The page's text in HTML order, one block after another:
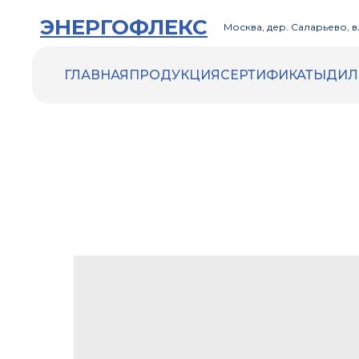
ЭНЕРГОФЛЕКС Москва, дер. Саларьево,
ГЛАВНАЯ ПРОДУКЦИЯСЕРТИФИКАТЫ